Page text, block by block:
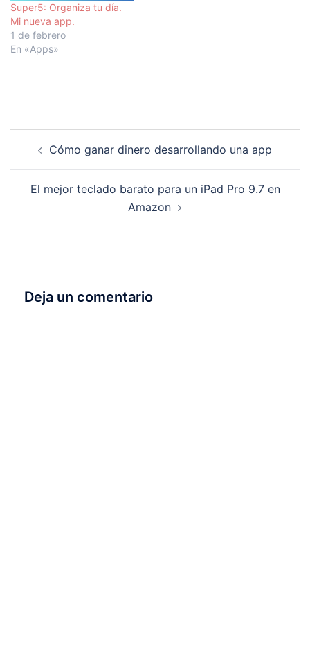
visibilidad…
Super5: Organiza tu día.
Mi nueva app.
1 de febrero
En «Apps»
Cómo ganar dinero desarrollando una app
El mejor teclado barato para un iPad Pro 9.7 en
Amazon
Deja un comentario